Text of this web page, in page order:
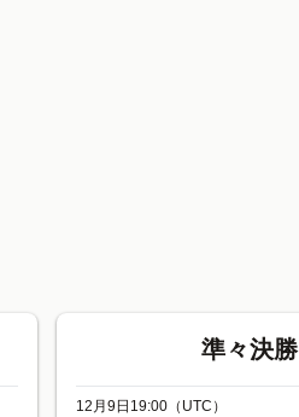
準々決勝
12月9日19:00（UTC）